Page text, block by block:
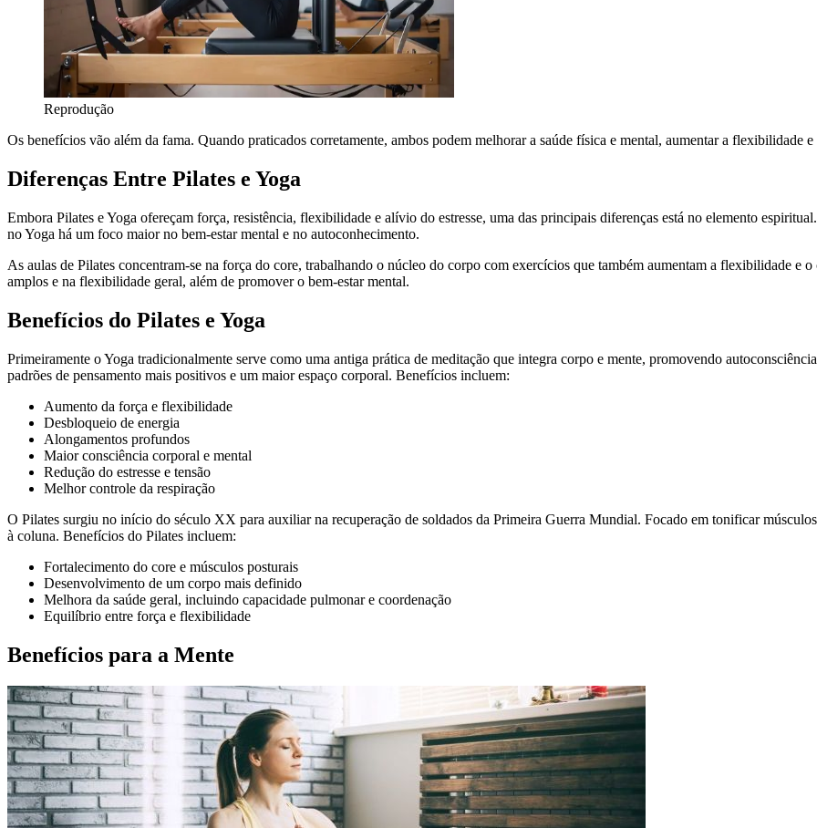
Reprodução
Os benefícios vão além da fama. Quando praticados corretamente, ambos podem melhorar a saúde física e mental, aumentar a flexibilidade
Diferenças Entre Pilates e Yoga
Embora Pilates e Yoga ofereçam força, resistência, flexibilidade e alívio do estresse, uma das principais diferenças está no elemento
no Yoga há um foco maior no bem-estar mental e no autoconhecimento.
As aulas de Pilates concentram-se na força do core, trabalhando o núcleo do corpo com exercícios que também aumentam a flexibilidade e
amplos e na flexibilidade geral, além de promover o bem-estar mental.
Benefícios do Pilates e Yoga
Primeiramente o Yoga tradicionalmente serve como uma antiga prática de meditação que integra corpo e mente, promovendo
padrões de pensamento mais positivos e um maior espaço corporal. Benefícios incluem:
Aumento da força e flexibilidade
Desbloqueio de energia
Alongamentos profundos
Maior consciência corporal e mental
Redução do estresse e tensão
Melhor controle da respiração
O Pilates surgiu no início do século XX para auxiliar na recuperação de soldados da Primeira Guerra Mundial. Focado em tonificar
à coluna. Benefícios do Pilates incluem:
Fortalecimento do core e músculos posturais
Desenvolvimento de um corpo mais definido
Melhora da saúde geral, incluindo capacidade pulmonar e coordenação
Equilíbrio entre força e flexibilidade
Benefícios para a Mente